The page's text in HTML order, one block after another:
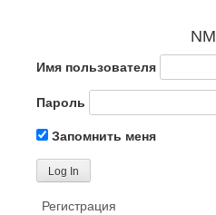
NM
Имя пользователя
Пароль
Запомнить меня
Регистрация